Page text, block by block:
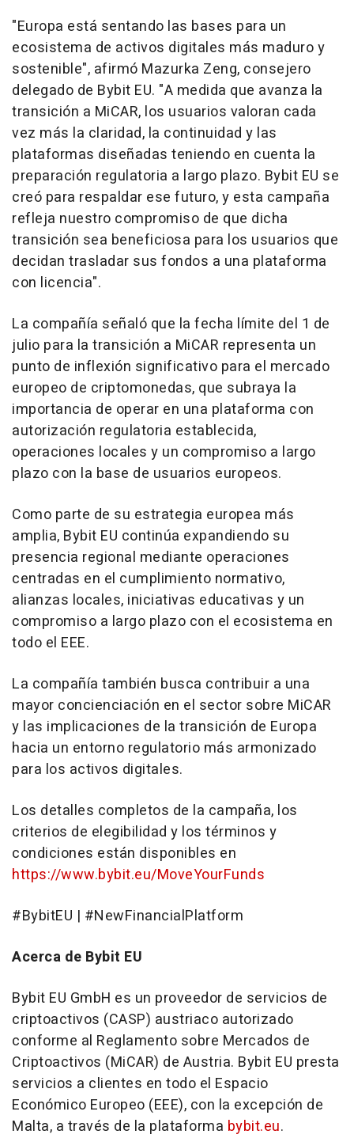
"Europa está sentando las bases para un
ecosistema de activos digitales más maduro y
sostenible", afirmó Mazurka Zeng, consejero
delegado de Bybit EU. "A medida que avanza la
transición a MiCAR, los usuarios valoran cada
vez más la claridad, la continuidad y las
plataformas diseñadas teniendo en cuenta la
preparación regulatoria a largo plazo. Bybit EU se
creó para respaldar ese futuro, y esta campaña
refleja nuestro compromiso de que dicha
transición sea beneficiosa para los usuarios que
decidan trasladar sus fondos a una plataforma
con licencia".
La compañía señaló que la fecha límite del 1 de
julio para la transición a MiCAR representa un
punto de inflexión significativo para el mercado
europeo de criptomonedas, que subraya la
importancia de operar en una plataforma con
autorización regulatoria establecida,
operaciones locales y un compromiso a largo
plazo con la base de usuarios europeos.
Como parte de su estrategia europea más
amplia, Bybit EU continúa expandiendo su
presencia regional mediante operaciones
centradas en el cumplimiento normativo,
alianzas locales, iniciativas educativas y un
compromiso a largo plazo con el ecosistema en
todo el EEE.
La compañía también busca contribuir a una
mayor concienciación en el sector sobre MiCAR
y las implicaciones de la transición de Europa
hacia un entorno regulatorio más armonizado
para los activos digitales.
Los detalles completos de la campaña, los
criterios de elegibilidad y los términos y
condiciones están disponibles en
https://www.bybit.eu/MoveYourFunds
#BybitEU | #NewFinancialPlatform
Acerca de Bybit EU
Bybit EU GmbH es un proveedor de servicios de
criptoactivos (CASP) austriaco autorizado
conforme al Reglamento sobre Mercados de
Criptoactivos (MiCAR) de Austria. Bybit EU presta
servicios a clientes en todo el Espacio
Económico Europeo (EEE), con la excepción de
Malta, a través de la plataforma bybit.eu.